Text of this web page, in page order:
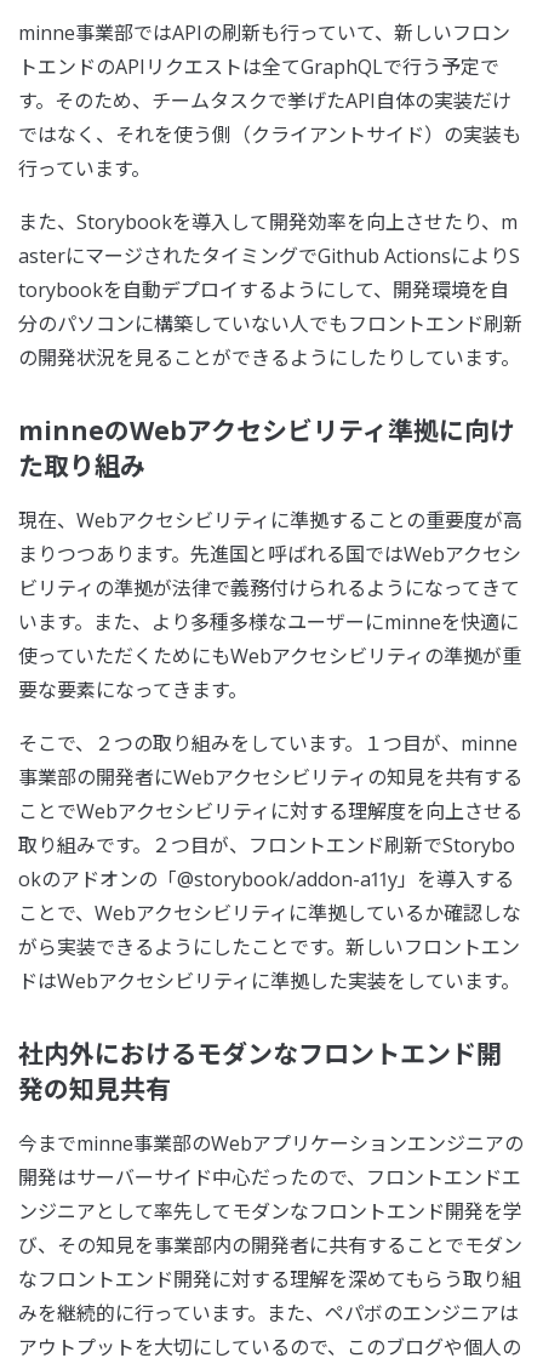
minne事業部ではAPIの刷新も行っていて、新しいフロン
トエンドのAPIリクエストは全てGraphQLで行う予定で
す。そのため、チームタスクで挙げたAPI自体の実装だけ
ではなく、それを使う側（クライアントサイド）の実装も
行っています。
また、Storybookを導入して開発効率を向上させたり、m
asterにマージされたタイミングでGithub ActionsによりS
torybookを自動デプロイするようにして、開発環境を自
分のパソコンに構築していない人でもフロントエンド刷新
の開発状況を見ることができるようにしたりしています。
minneのWebアクセシビリティ準拠に向け
た取り組み
現在、Webアクセシビリティに準拠することの重要度が高
まりつつあります。先進国と呼ばれる国ではWebアクセシ
ビリティの準拠が法律で義務付けられるようになってきて
います。また、より多種多様なユーザーにminneを快適に
使っていただくためにもWebアクセシビリティの準拠が重
要な要素になってきます。
そこで、２つの取り組みをしています。１つ目が、minne
事業部の開発者にWebアクセシビリティの知見を共有する
ことでWebアクセシビリティに対する理解度を向上させる
取り組みです。２つ目が、フロントエンド刷新でStorybo
okのアドオンの「@storybook/addon-a11y」を導入する
ことで、Webアクセシビリティに準拠しているか確認しな
がら実装できるようにしたことです。新しいフロントエン
ドはWebアクセシビリティに準拠した実装をしています。
社内外におけるモダンなフロントエンド開
発の知見共有
今までminne事業部のWebアプリケーションエンジニアの
開発はサーバーサイド中心だったので、フロントエンドエ
ンジニアとして率先してモダンなフロントエンド開発を学
び、その知見を事業部内の開発者に共有することでモダン
なフロントエンド開発に対する理解を深めてもらう取り組
みを継続的に行っています。また、ペパボのエンジニアは
アウトプットを大切にしているので、このブログや個人の